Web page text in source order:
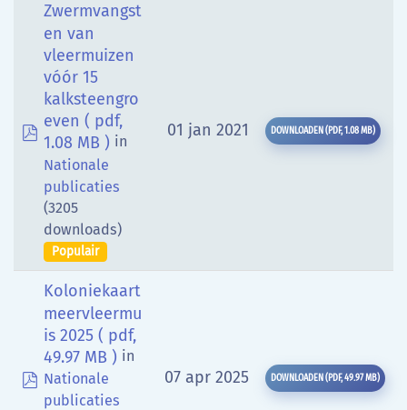
pdf
Zwermvangst
en van
vleermuizen
vóór 15
kalksteengro
even ( pdf,
1.08 MB ) in
Nationale
publicaties
(3205
downloads)
Populair
01 jan 2021 DOWNLOADEN (PDF,1.08 MB)
pdf
Koloniekaart
meervleermu
is 2025 ( pdf,
49.97 MB ) in
Nationale
publicaties
07 apr 2025 DOWNLOADEN (PDF,49.97 MB)